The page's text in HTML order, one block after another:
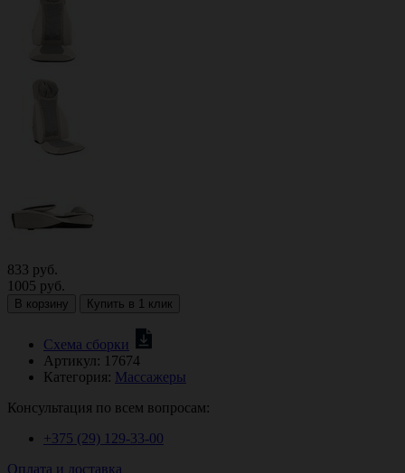
833 руб.
1005 руб.
В корзину Купить в 1 клик
Схема сборки
Артикул: 17674
Категория: Массажеры
Консультация по всем вопросам:
+375 (29) 129-33-00
Оплата и доставка